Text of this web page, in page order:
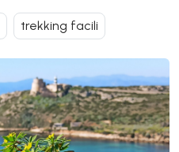
trekking facili